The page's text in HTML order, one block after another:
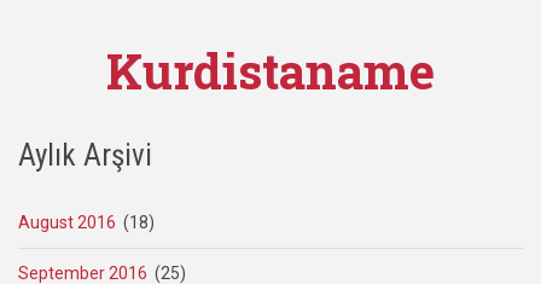
Kurdistaname
Aylık Arşivi
August 2016 (18)
September 2016 (25)